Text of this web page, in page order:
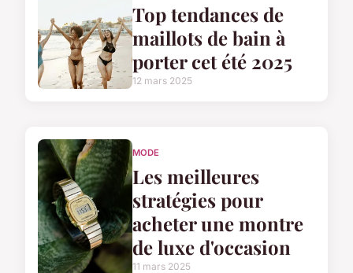
Top tendances de
maillots de bain à
porter cet été 2025
12 mars 2025
MODE
Les meilleures
stratégies pour
acheter une montre
de luxe d'occasion
11 mars 2025